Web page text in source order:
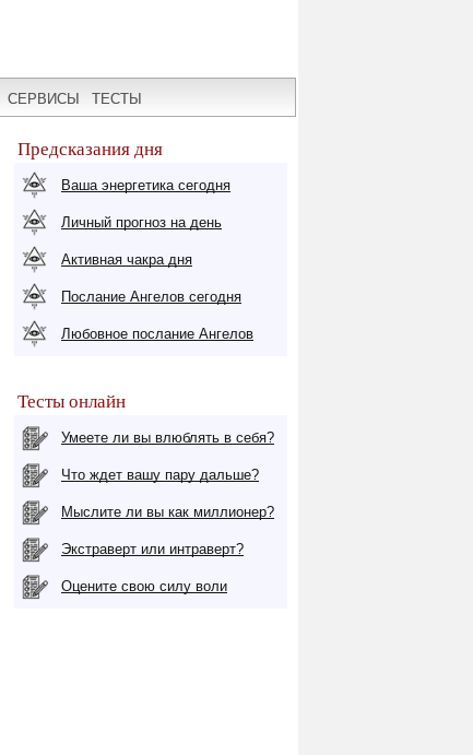
СЕРВИСЫ ТЕСТЫ
Предсказания дня
Ваша энергетика сегодня
Личный прогноз на день
Активная чакра дня
Послание Ангелов сегодня
Любовное послание Ангелов
Тесты онлайн
Умеете ли вы влюблять в себя?
Что ждет вашу пару дальше?
Мыслите ли вы как миллионер?
Экстраверт или интраверт?
Оцените свою силу воли